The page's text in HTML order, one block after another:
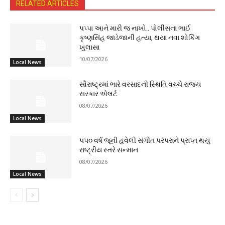
RELATED ARTICLES
Local News
પપ્પા આને મારી જ નાખો.. પોલીસના ભાઈ
કૃષ્ણસિંહ જાડેજાની હત્યા, થયા નવા શોકિંગ
ખુલાસા
10/07/2026
Local News
સૌરાષ્ટ્રમાં ભારે વરસાદની સ્થિતિ વચ્ચે રાજ્ય
સરકાર એલર્ટ
08/07/2026
Local News
૫૫૦ વર્ષ જૂની હવેલી સંગીત પરંપરાને પ્રાપ્ત થયું
રાષ્ટ્રીય સ્તરે સન્માન
08/07/2026